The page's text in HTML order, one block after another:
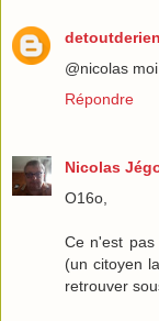
detoutderien
@nicolas
Répondre
Nicolas
O16o,
Ce n'est
(un citoyen
retrouver